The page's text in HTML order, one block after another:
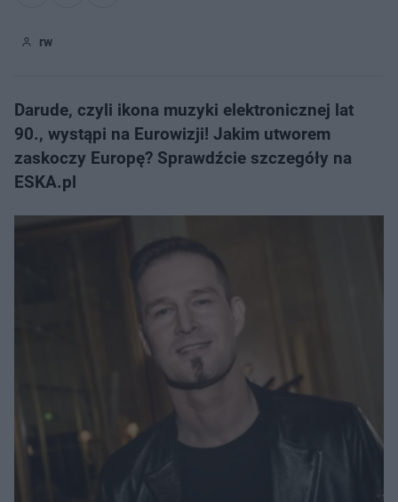
rw
Darude, czyli ikona muzyki elektronicznej lat
90., wystąpi na Eurowizji! Jakim utworem
zaskoczy Europę? Sprawdźcie szczegóły na
ESKA.pl